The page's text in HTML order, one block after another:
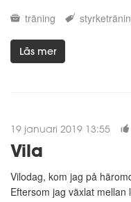
träning
Läs mer
19 januari 2019 13:55
Vila
Vilodag, kom jag på
Eftersom jag växlat